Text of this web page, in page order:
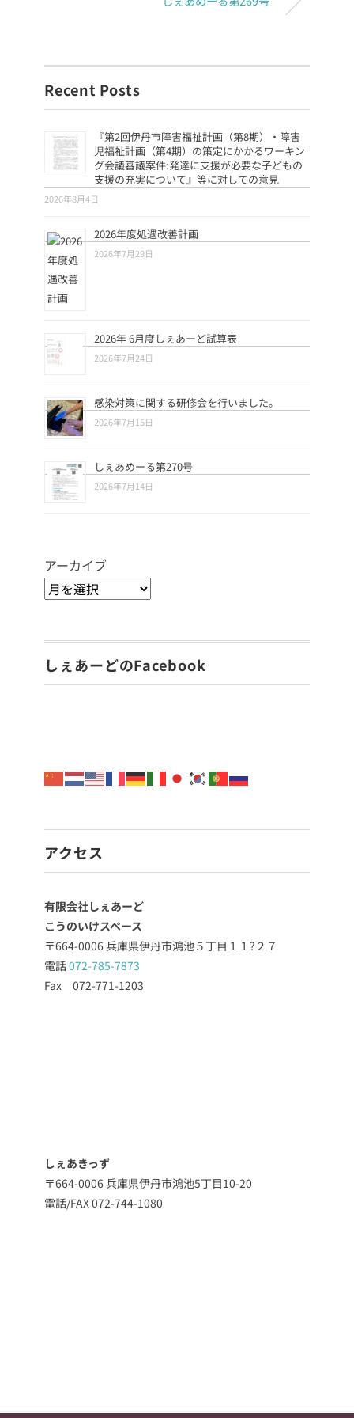
Recent Posts
『第2回伊丹市障害福祉計画（第8期）・障害
児福祉計画（第4期）の策定にかかるワーキン
グ会議審議案件:発達に支援が必要な子どもの
支援の充実について』等に対しての意見
2026年8月4日
2026年度処遇改善計画
2026年7月29日
2026年 6月度しぇあーど試算表
2026年7月24日
感染対策に関する研修会を行いました。
2026年7月15日
しぇあめーる第270号
2026年7月14日
アーカイブ
しぇあーどのFacebook
アクセス
有限会社しぇあーど
こうのいけスペース
〒664-0006 兵庫県伊丹市鴻池５丁目１１?２７
電話072-785-7873
Fax 072-771-1203
しぇあきっず
〒664-0006 兵庫県伊丹市鴻池5丁目10-20
電話/FAX 072-744-1080